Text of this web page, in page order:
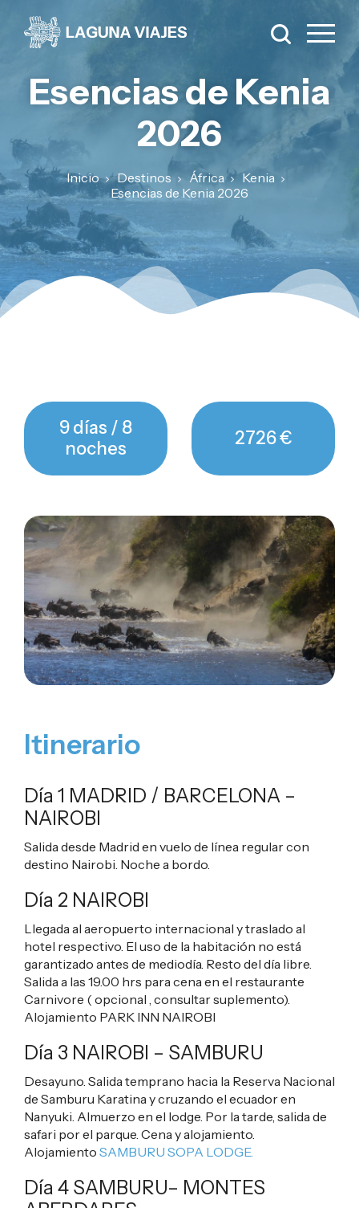
Esencias de Kenia
2026
Inicio Destinos África
Kenia
Esencias de Kenia 2026
9 días / 8
noches
2726 €
Itinerario
Día 1 MADRID / BARCELONA –
NAIROBI
Salida desde Madrid en vuelo de línea regular con
destino Nairobi. Noche a bordo.
Día 2 NAIROBI
Llegada al aeropuerto internacional y traslado al
hotel respectivo. El uso de la habitación no está
garantizado antes de mediodía. Resto del día libre.
Salida a las 19.00 hrs para cena en el restaurante
Carnivore ( opcional , consultar suplemento).
Alojamiento PARK INN NAIROBI
Día 3 NAIROBI – SAMBURU
Desayuno. Salida temprano hacia la Reserva Nacional
de Samburu Karatina y cruzando el ecuador en
Nanyuki. Almuerzo en el lodge. Por la tarde, salida de
safari por el parque. Cena y alojamiento.
Alojamiento SAMBURU SOPA LODGE.
Día 4 SAMBURU– MONTES